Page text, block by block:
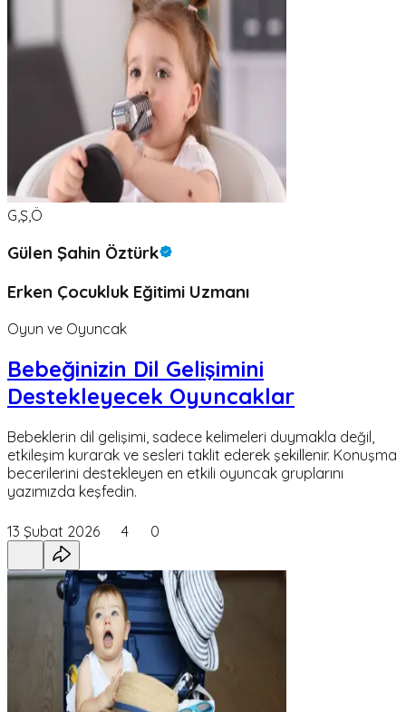
G,Ş,Ö
Gülen Şahin Öztürk
Erken Çocukluk Eğitimi Uzmanı
Oyun ve Oyuncak
Bebeğinizin Dil Gelişimini
Destekleyecek Oyuncaklar
Bebeklerin dil gelişimi, sadece kelimeleri duymakla değil,
etkileşim kurarak ve sesleri taklit ederek şekillenir. Konuşma
becerilerini destekleyen en etkili oyuncak gruplarını
yazımızda keşfedin.
13 Şubat 2026 4 0